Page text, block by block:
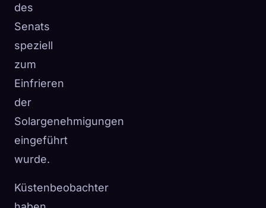
des
Senats
speziell
zum
Einfrieren
der
Solargenehmigungen
eingeführt
wurde.
Küstenbeobachter